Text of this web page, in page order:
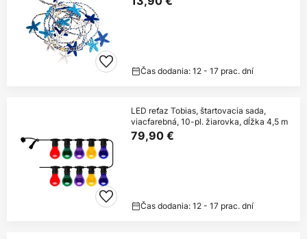
Čas dodania: 12 - 17 prac. dní
LED reťaz Tobias, štartovacia sada,
viacfarebná, 10-pl. žiarovka, dĺžka 4,5 m
79,90 €
Čas dodania: 12 - 17 prac. dní